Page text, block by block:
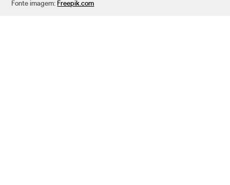
Fonte imagem: Freepik.com